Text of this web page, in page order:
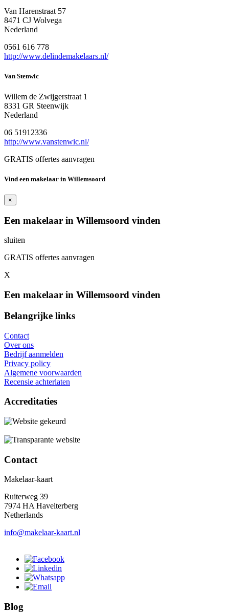
Van Harenstraat 57
8471 CJ Wolvega
Nederland
0561 616 778
http://www.delindemakelaars.nl/
Van Stenwic
Willem de Zwijgerstraat 1
8331 GR Steenwijk
Nederland
06 51912336
http://www.vanstenwic.nl/
GRATIS offertes aanvragen
Vind een makelaar in Willemsoord
×
Een makelaar in Willemsoord vinden
sluiten
GRATIS offertes aanvragen
X
Een makelaar in Willemsoord vinden
Belangrijke links
Contact
Over ons
Bedrijf aanmelden
Privacy policy
Algemene voorwaarden
Recensie achterlaten
Accreditaties
Contact
Makelaar-kaart
Ruiterweg 39
7974 HA Havelterberg
Netherlands
info@makelaar-kaart.nl
Blog